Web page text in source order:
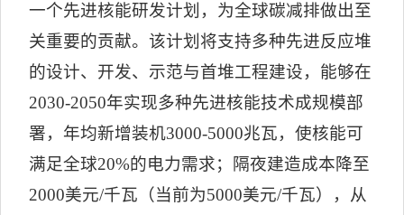
一个先进核能研发计划，为全球碳减排做出至
关重要的贡献。该计划将支持多种先进反应堆
的设计、开发、示范与首堆工程建设，能够在
2030-2050年实现多种先进核能技术成规模部
署，年均新增装机3000-5000兆瓦，使核能可
满足全球20%的电力需求；隔夜建造成本降至
2000美元/千瓦（当前为5000美元/千瓦），从